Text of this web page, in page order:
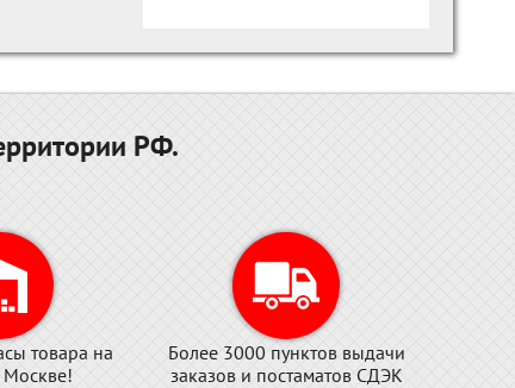
РФ.
товара на
Москве!
Более 3000 пунктов выдачи
заказов и постаматов СДЭК